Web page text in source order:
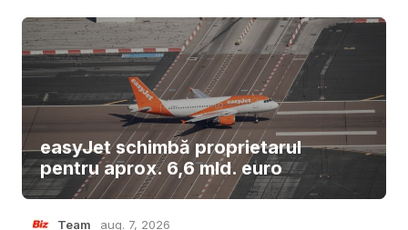
easyJet schimbă proprietarul
pentru aprox. 6,6 mld. euro
Team aug. 7, 2026